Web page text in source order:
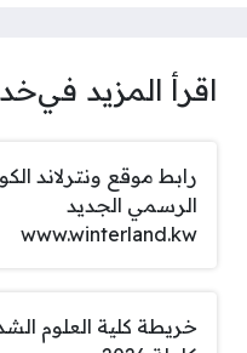
اقرأ المزيد في
رابط موقع ونترلاند
الرسمي الجديد
www.winterland.kw
خريطة كلية العلوم